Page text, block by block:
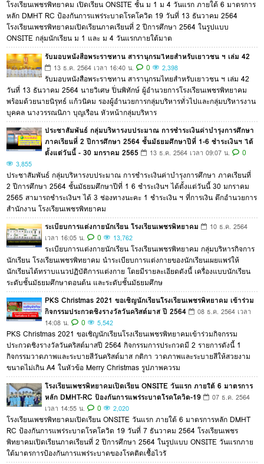
โรงเรียนเพชรพิทยาคม เปิดเรียน ONSITE ชั้น ม 1 ม 4 วันแรก ภายใต้ 6 มาตรการ
หลัก DMHT RC ป้องกันการแพร่ระบาดโรคโควิด 19 วันที่ 13 ธันวาคม 2564
โรงเรียนเพชรพิทยาคมเปิดเรียนภาคเรียนที่ 2 ปีการศึกษา 2564 ในรูปแบบ
ONSITE กลุ่มนักเรียน ม 1 และ ม 4 วันแรกภายใต้มาต
รับมอบหนังสือพระราชทาน สารานุกรมไทยสำหรับเยาวชน ฯ เล่ม 42
13 ธ.ค. 2564 เวลา 16:40 น. 0 2,398
รับมอบหนังสือพระราชทาน สารานุกรมไทยสำหรับเยาวชน ฯ เล่ม 42
วันที่ 13 ธันวาคม 2564 นายวิเศษ ปิ่นพิทักษ์ ผู้อำนวยการโรงเรียนเพชรพิทยาคม
พร้อมด้วยนายนิรุทธ์ แก้วนิคม รองผู้อำนวยการกลุ่มบริหารทั่วไปและกลุ่มบริหารงาน
บุคคล นางวรรณนิภา บุญเรือน หัวหน้ากลุ่มบริหาร
ประชาสัมพันธ์ กลุ่มบริหารงบประมาณ การชำระเงินค่าบำรุงการศึกษา
ภาคเรียนที่ 2 ปีการศึกษา 2564 ชั้นมัธยมศึกษาปีที่ 1-6 ชำระเงินฯ ได้
ตั้งแต่วันนี้ - 30 มกราคม 2565
13 ธ.ค. 2564 เวลา 09:07 น. 0
3,855
ประชาสัมพันธ์ กลุ่มบริหารงบประมาณ การชำระเงินค่าบำรุงการศึกษา ภาคเรียนที่
2 ปีการศึกษา 2564 ชั้นมัธยมศึกษาปีที่ 1 6 ชำระเงินฯ ได้ตั้งแต่วันนี้ 30 มกราคม
2565 สามารถชำระเงินฯ ได้ 3 ช่องทางนะคะ 1 ชำระเงิน ฯ ที่การเงิน ตึกอำนวยการ
สำนักงาน โรงเรียนเพชรพิทยาคม
ระเบียบการแต่งกายนักเรียน โรงเรียนเพชรพิทยาคม
10 ธ.ค. 2564
เวลา 16:05 น.
0 13,762
ระเบียบการแต่งกายนักเรียน โรงเรียนเพชรพิทยาคม กลุ่มบริหารกิจการ
นักเรียน โรงเรียนเพชรพิทยาคม นำระเบียบการแต่งกายของนักเรียนเผยแพร่ให้
นักเรียนได้ทราบแนวปฏิบัติการแต่งกาย โดยมีรายละเอียดดังนี้ เครื่องแบบนักเรียน
ระดับชั้นมัธยมศึกษาตอนต้น และระดับชั้นมัธยมศึกษ
PKS Christmas 2021 ขอเชิญนักเรียนโรงเรียนเพชรพิทยาคม เข้าร่วม
กิจกรรมประกวดชิงรางวัลวันคริสต์มาส ปี 2564
08 ธ.ค. 2564 เวลา
14:08 น.
0 5,542
PKS Christmas 2021 ขอเชิญนักเรียนโรงเรียนเพชรพิทยาคมเข้าร่วมกิจกรรม
ประกวดชิงรางวัลวันคริสต์มาสปี 2564 กิจกรรมการประกวดมี 2 รายการดังนี้ 1
กิจกรรมวาดภาพและระบายสีวันคริสต์มาส กติกา วาดภาพและระบายสีให้สวยงาม
ขนาดไม่เกิน A4 ในหัวข้อ Merry Christmas รูปภาพควรม
โรงเรียนเพชรพิทยาคมเปิดเรียน ONSITE วันแรก ภายใต้ 6 มาตรการ
หลัก DMHT-RC ป้องกันการแพร่ระบาดโรคโควิด-19
07 ธ.ค. 2564
เวลา 14:55 น.
0 2,020
โรงเรียนเพชรพิทยาคมเปิดเรียน ONSITE วันแรก ภายใต้ 6 มาตรการหลัก DMHT
RC ป้องกันการแพร่ระบาดโรคโควิด 19 วันที่ 7 ธันวาคม 2564 โรงเรียนเพชร
พิทยาคมเปิดเรียนภาคเรียนที่ 2 ปีการศึกษา 2564 ในรูปแบบ ONSITE วันแรกภาย
ใต้มาตรการป้องกันการแพร่ระบาดของโรคติดเชื้อไวรั